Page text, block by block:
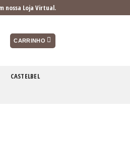
nossa Loja Virtual.
CARRINHO
CASTELBEL